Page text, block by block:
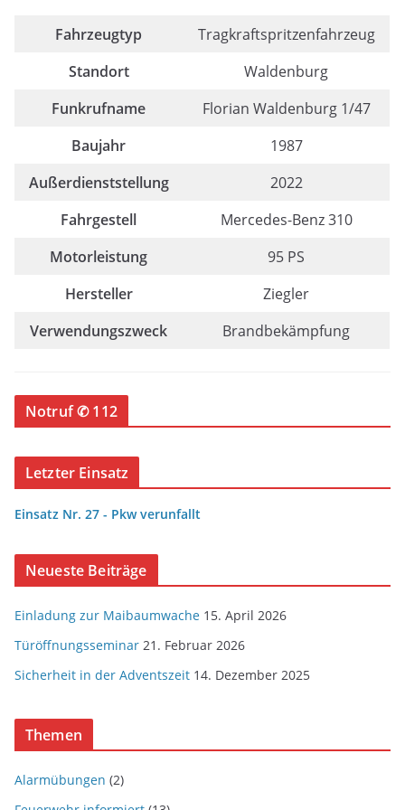
Fahrzeugtyp
Tragkraftspritzenfahrzeug
Standort
Waldenburg
Funkrufname
Florian Waldenburg 1/47
Baujahr
1987
Außerdienststellung
2022
Fahrgestell
Mercedes-Benz 310
Motorleistung
95 PS
Hersteller
Ziegler
Verwendungszweck
Brandbekämpfung
Notruf ✆ 112
Letzter Einsatz
Einsatz Nr. 27 - Pkw verunfallt
Neueste Beiträge
Einladung zur Maibaumwache 15. April 2026
Türöffnungsseminar 21. Februar 2026
Sicherheit in der Adventszeit 14. Dezember 2025
Themen
Alarmübungen (2)